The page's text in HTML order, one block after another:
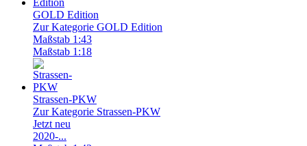
GOLD Edition
Zur Kategorie GOLD Edition
Maßstab 1:43
Maßstab 1:18
Strassen-PKW
Zur Kategorie Strassen-PKW
Jetzt neu
2020-...